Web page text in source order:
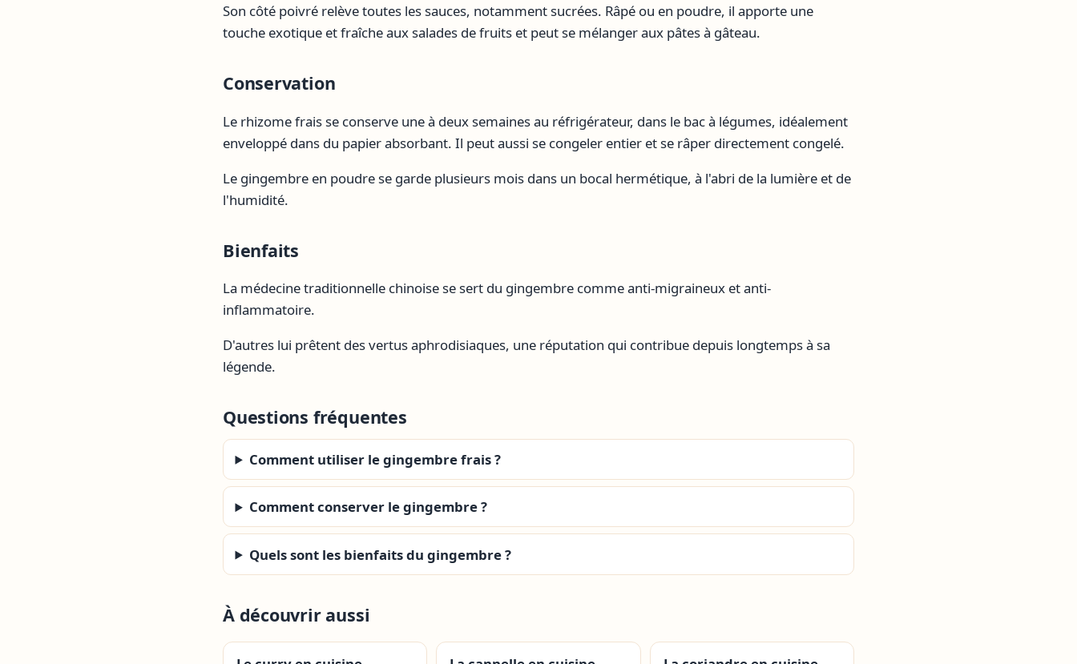
Son côté poivré relève toutes les sauces, notamment sucrées. Râpé ou en poudre, il apporte une
touche exotique et fraîche aux salades de fruits et peut se mélanger aux pâtes à gâteau.
Conservation
Le rhizome frais se conserve une à deux semaines au réfrigérateur, dans le bac à légumes, idéalement
enveloppé dans du papier absorbant. Il peut aussi se congeler entier et se râper directement congelé.
Le gingembre en poudre se garde plusieurs mois dans un bocal hermétique, à l'abri de la lumière et de
l'humidité.
Bienfaits
La médecine traditionnelle chinoise se sert du gingembre comme anti-migraineux et anti-
inflammatoire.
D'autres lui prêtent des vertus aphrodisiaques, une réputation qui contribue depuis longtemps à sa
légende.
Questions fréquentes
Comment utiliser le gingembre frais ?
Comment conserver le gingembre ?
Quels sont les bienfaits du gingembre ?
À découvrir aussi